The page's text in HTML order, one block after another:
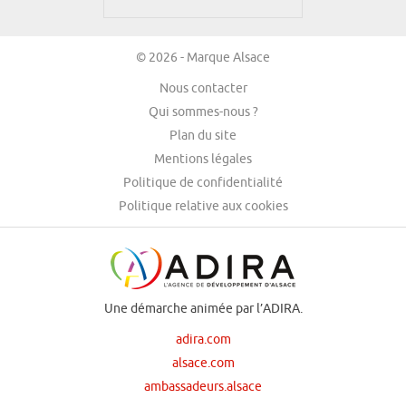
© 2026 - Marque Alsace
Nous contacter
Qui sommes-nous ?
Plan du site
Mentions légales
Politique de confidentialité
Politique relative aux cookies
Une démarche animée par l’ADIRA.
adira.com
alsace.com
ambassadeurs.alsace